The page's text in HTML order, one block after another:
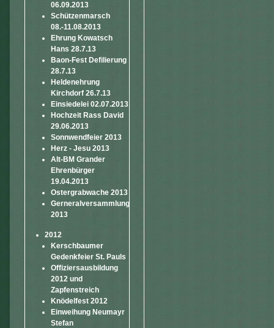
06.09.2013
Schützenmarsch
08.-11.08.2013
Ehrung Kowatsch
Hans 28.7.13
Baon-Fest Defilierung
28.7.13
Heldenehrung
Kirchdorf 26.7.13
Einsiedelei 02.07.2013
Hochzeit Rass David
29.06.2013
Sonnwendfeier 2013
Herz - Jesu 2013
Alt-BM Grander
Ehrenbürger
19.04.2013
Ostergrabwache 2013
Gerneralversammlung
2013
2012
Kerschbaumer
Gedenkfeier St. Pauls
Offiziersausbildung
2012 und
Zapfenstreich
Knödelfest 2012
Einweihung Neumayr
Stefan